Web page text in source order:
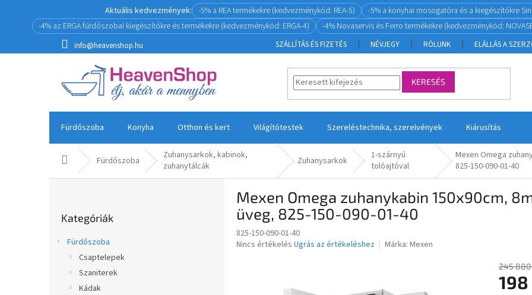
Aktuális kedvezmények: -5% a REA termékekre (kedvezménykód: REA-5)
-5% a konyhai mosogatóra és a kiegészítőkre
-4% az ERGA fürdőszobai kiegészítőkre és termékekre (kedvezménykód: ERGA-4)
-4% Novaservis és Ferro termékekre (kedvezménykód:
info@heavenshop.hu SZÁLLÍTÁS ÉS FIZETÉS NÉVJEGY RÓLUNK ELÁLLÁS A
KERESÉS
Fürdőszoba Konyha Otthon és kert Világítótestek Szereléstechnika, szerelvények Kiárusítás
KezdőlapFürdőszoba
Zuhanysarkok, kabinok,
zuhanytálcák
Zuhanysarkok
1-szárnyú
tolóajtóval
Mexen Omega
825-150-090-01-40
átugrása
Kategóriák
Fürdőszoba
Csaptelepek
Szaniterek
Kádak
Mexen Omega zuhanykabin 150x90cm,
üveg, 825-150-090-01-40
825-150-090-01-40
A
Nincs értékelés Ugrás az értékeléshez Márka: Mexen
245 880